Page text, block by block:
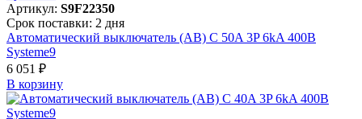
Артикул: S9F22350
Срок поставки: 2 дня
Автоматический выключатель (АВ) C 50A 3P 6kA 400В
Systeme9
6 051 ₽
В корзинy